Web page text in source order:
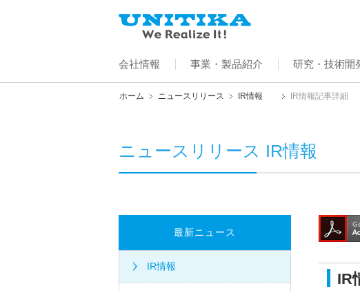
会社情報 事業・製品紹介 研究・技術開
ホーム ニュースリリース IR情報 IR情報記事詳細
ニュースリリース IR情報
IR
最新ニュース
IR情報